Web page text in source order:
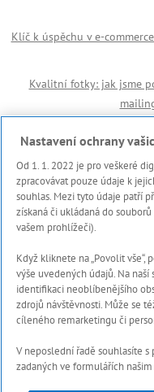
Klíč k úspěchu v e-
Kvalitní fotky: jak jsme
Zásady ochrany
Nastavení ochrany
Od 1. 1. 2022 je pro veškeré
zpracovávat pouze údaje k
souhlas. Mezi tyto údaje patří
získaná či ukládaná do
vašem prohlížeči).
Když kliknete na „Povolit
výše uvedených údajů. Na
identifikaci neoblíbenějšího
zdrojů návštěvnosti. Může se
cíleného remarketingu či
V neposlední řadě souhlasíte
zadaných ve formulářích